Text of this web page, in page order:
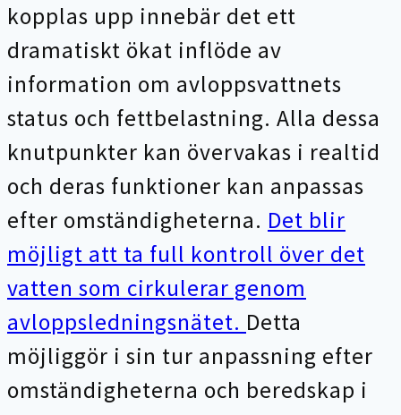
kopplas upp innebär det ett
dramatiskt ökat inflöde av
information om avloppsvattnets
status och fettbelastning. Alla dessa
knutpunkter kan övervakas i realtid
och deras funktioner kan anpassas
efter omständigheterna. Det blir
möjligt att ta full kontroll över det
vatten som cirkulerar genom
avloppsledningsnätet. Detta
möjliggör i sin tur anpassning efter
omständigheterna och beredskap i